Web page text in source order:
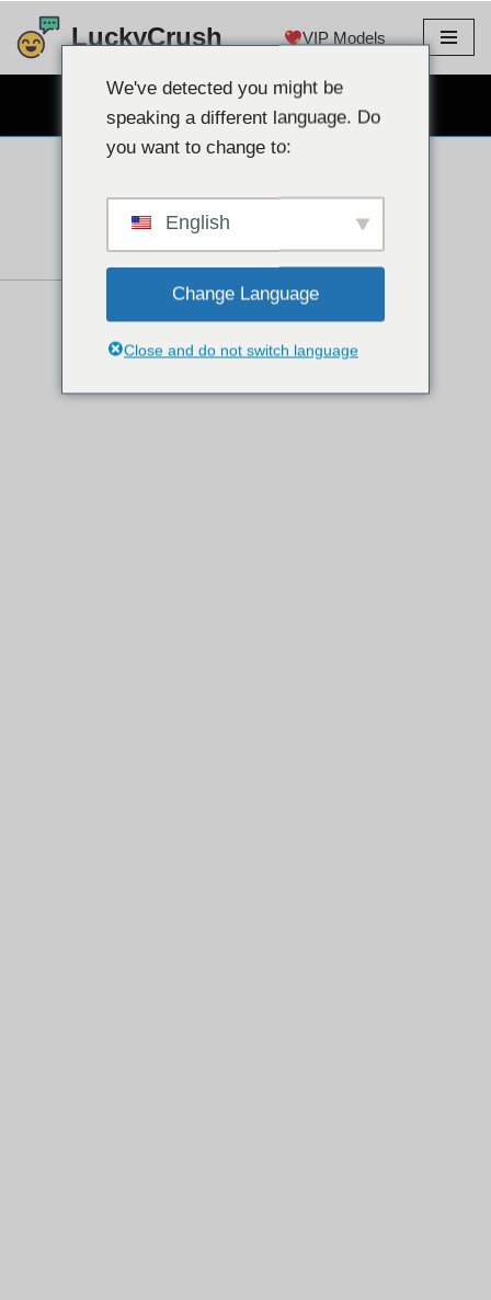
Skip
LuckyCrush VIP Models
CHAT PAR WEBCAM GRATUIT
We've detected you might be
speaking a different language. Do
you want to change to:
English
Change Language
Close and do not switch language